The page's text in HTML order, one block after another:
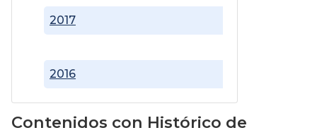
2016
2017
Contenidos con Histórico de